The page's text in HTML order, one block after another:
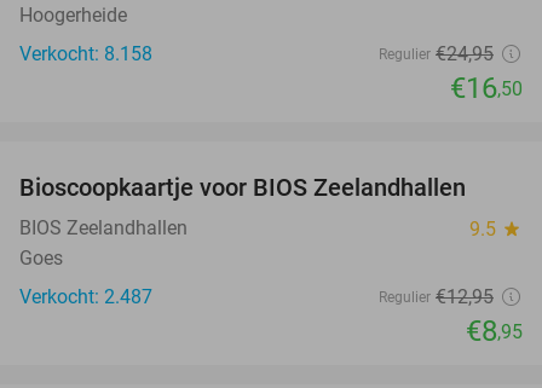
Hoogerheide
Verkocht: 8.158
Regulier €24,95
€16,50
Bioscoopkaartje voor BIOS Zeelandhallen
BIOS Zeelandhallen 9.5 star
Goes
Verkocht: 2.487
Regulier €12,95
€8,95